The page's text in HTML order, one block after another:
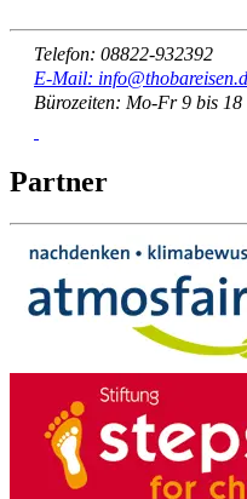
Telefon: 08822-932392
E-Mail:
Bürozeiten: Mo-Fr 9 bis
Partner